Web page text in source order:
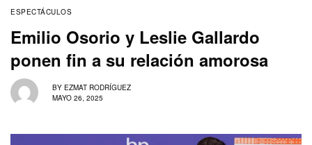
ESPECTÁCULOS
Emilio Osorio y Leslie Gallardo
ponen fin a su relación amorosa
BY EZMAT RODRÍGUEZ
MAYO 26, 2025